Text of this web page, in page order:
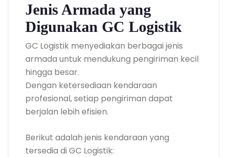
Jenis Armada yang
Digunakan GC Logistik
GC Logistik menyediakan berbagai jenis
armada untuk mendukung pengiriman kecil
hingga besar.
Dengan ketersediaan kendaraan
profesional, setiap pengiriman dapat
berjalan lebih efisien.
Berikut adalah jenis kendaraan yang
tersedia di GC Logistik: